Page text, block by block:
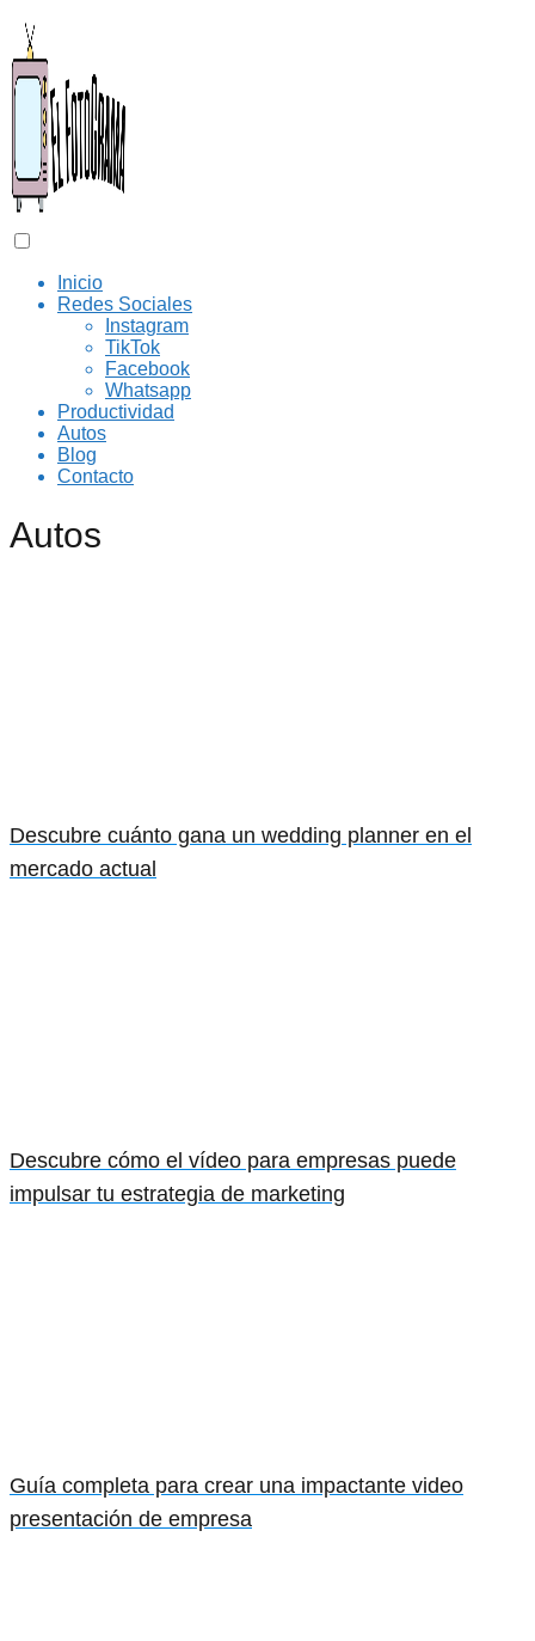
Inicio
Redes Sociales
Instagram
TikTok
Facebook
Whatsapp
Productividad
Autos
Blog
Contacto
Autos
Descubre cuánto gana un wedding planner en el
mercado actual
Descubre cómo el vídeo para empresas puede
impulsar tu estrategia de marketing
Guía completa para crear una impactante video
presentación de empresa